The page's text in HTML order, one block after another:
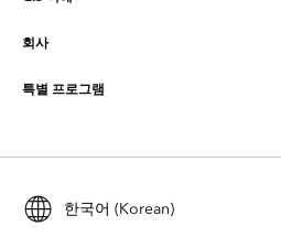
매핑
Developer Technology
ArcGIS Blog
사용자 리서치 및 테스트
Esri Young Professionals Network
GIS란?
로케이션 인텔리전스
ArcUser
회사
Esri 정보
채용
특별 프로그램
한국어 (Korean)